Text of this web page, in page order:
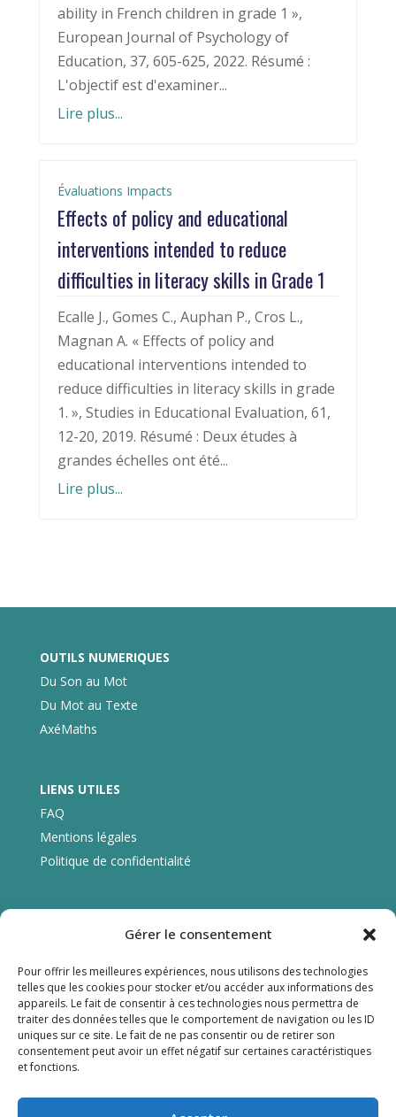
Gérer le consentement
Pour offrir les meilleures expériences, nous utilisons des technologies
telles que les cookies pour stocker et/ou accéder aux informations des
appareils. Le fait de consentir à ces technologies nous permettra de
traiter des données telles que le comportement de navigation ou les ID
uniques sur ce site. Le fait de ne pas consentir ou de retirer son
consentement peut avoir un effet négatif sur certaines caractéristiques
et fonctions.
ability in French children in grade 1 »,
European Journal of Psychology of
Education, 37, 605-625, 2022. Résumé :
L'objectif est d'examiner...
Lire plus...
Évaluations Impacts
Effects of policy and educational
interventions intended to reduce
difficulties in literacy skills in Grade 1
Ecalle J., Gomes C., Auphan P., Cros L.,
Magnan A. « Effects of policy and
educational interventions intended to
reduce difficulties in literacy skills in grade
1. », Studies in Educational Evaluation, 61,
12-20, 2019. Résumé : Deux études à
grandes échelles ont été...
Lire plus...
OUTILS NUMERIQUES
Du Son au Mot
Du Mot au Texte
AxéMaths
LIENS UTILES
FAQ
Mentions légales
Politique de confidentialité
75008 Paris
01 53 89 05 66
contact@agirpourlecole.org